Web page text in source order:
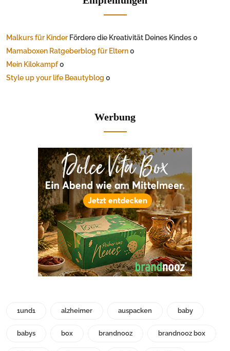
Malkurs für Kinder Fördere die Kreativität Deines Kindes 0
Mamaboxen Ratgeberblog für Eltern0
Mein Kilokampf0
Style up your life Beautyblog 0
Werbung
1und1 alzheimer auspacken baby
babys box brandnooz brandnooz box